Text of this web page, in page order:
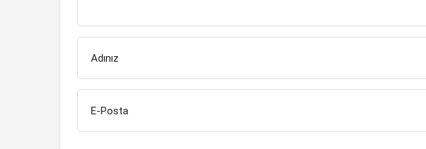
Adınız
E-Posta